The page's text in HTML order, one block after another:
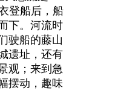
登船后，船
下。河流时
驶船的藤山
遗址，还有
观；来到急
摆动，趣味